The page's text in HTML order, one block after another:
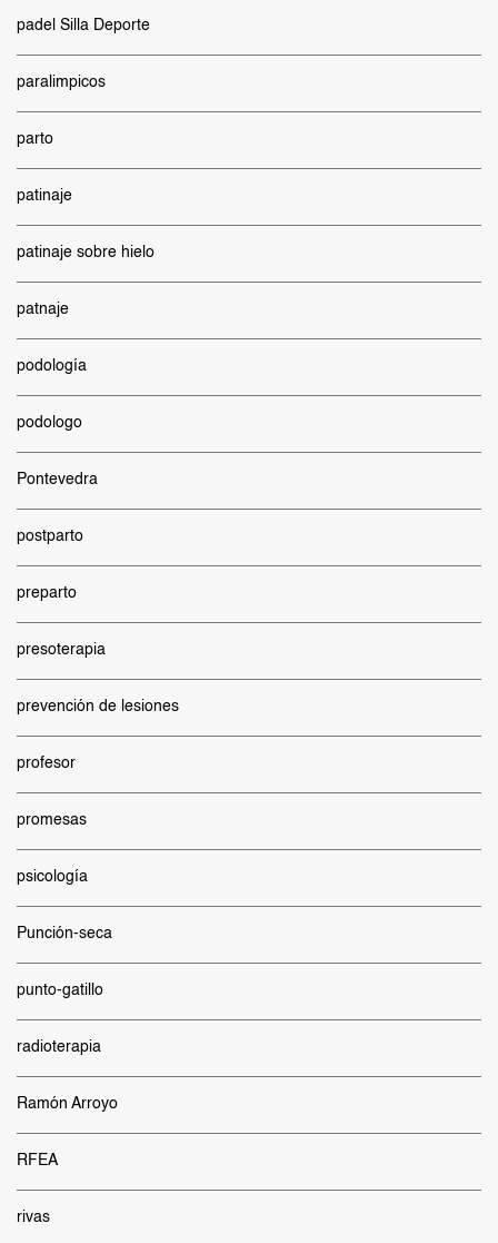
padel Silla Deporte
paralimpicos
parto
patinaje
patinaje sobre hielo
patnaje
podología
podologo
Pontevedra
postparto
preparto
presoterapia
prevención de lesiones
profesor
promesas
psicología
Punción-seca
punto-gatillo
radioterapia
Ramón Arroyo
RFEA
rivas